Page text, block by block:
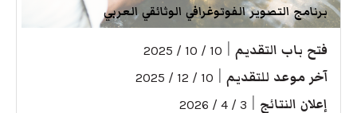
برنامج التصوير الفوتوغرافي الوثائقي العربي
فتح باب التقديم 10 / 10 / 2025
آخر موعد للتقديم 10 / 12 / 2025
إعلان النتائج 3 / 4 / 2026